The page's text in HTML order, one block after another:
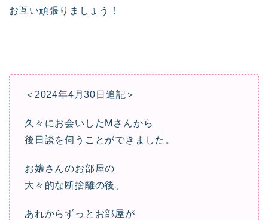
お互い頑張りましょう！
＜2024年4月30日追記＞
久々にお会いしたMさんから
後日談を伺うことができました。
お嬢さんのお部屋の
大々的な断捨離の後、
あれからずっとお部屋が